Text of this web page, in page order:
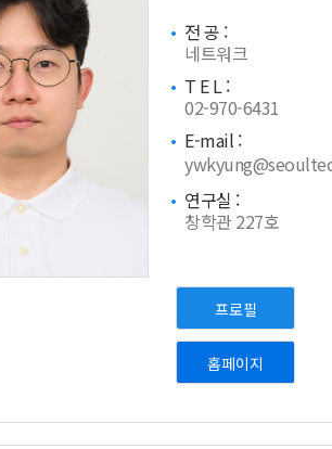
전 공 :
네트워크
T E L :
02-970-6431
E-mail :
연구실 :
창학관 227호
프로필
홈페이지